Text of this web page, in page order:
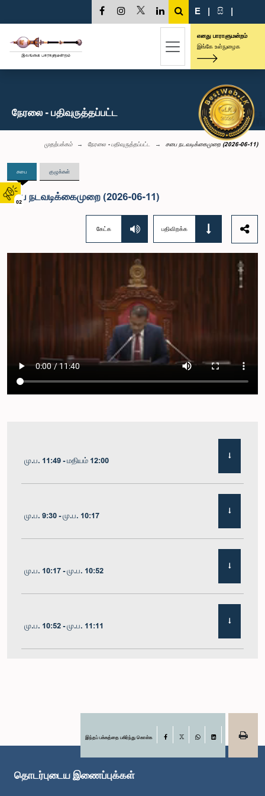
02
E | සි |
எனது பாராளுமன்றம்
இங்கே உள்நுழைக
நேரலை - பதிவுருத்தப்பட்ட
முதற்பக்கம் நேரலை - பதிவுருத்தப்பட்ட சபை நடவடிக்கைமுறை (2026-06-11)
சபை குழுக்கள்
சபை நடவடிக்கைமுறை (2026-06-11)
கேட்க பதிவிறக்க
மு.ப. 11:49 - மதியம் 12:00
மு.ப. 9:30 - மு.ப. 10:17
மு.ப. 10:17 - மு.ப. 10:52
மு.ப. 10:52 - மு.ப. 11:11
மு.ப. 11:30 - மு.ப. 11:40இந்தப் பக்கத்தை பகிர்ந்து கொள்க Facebook
LinkedIn
தொடர்புடைய இணைப்புக்கள்